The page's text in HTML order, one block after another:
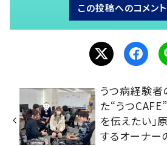
この投稿へのコメン
うつ病経験者
た“うつ
を伝えたい」
するオーナー